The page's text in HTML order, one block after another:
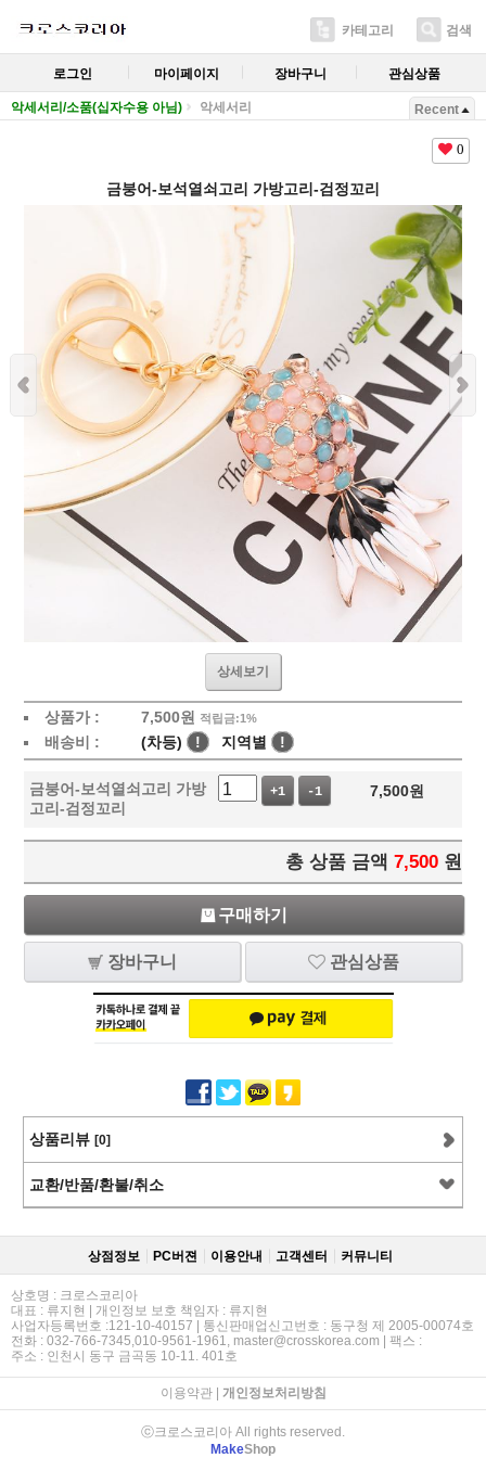
카테고리 검색
로그인 마이페이지 장바구니 관심상품
악세서리/소품(십자수용 아님) 악세서리 Recent
0
금붕어-보석열쇠고리 가방고리-검정꼬리
상세보기
상품가 : 7,500원 적립금:1%
배송비 : (차등) ! 지역별 !
금붕어-보석열쇠고리 가방
고리-검정꼬리
+1 -1 7,500원
총 상품 금액 7,500 원
구매하기
장바구니 관심상품
상품리뷰 [0]
교환/반품/환불/취소
상점정보 PC버젼 이용안내 고객센터 커뮤니티
상호명 : 크로스코리아
대표 : 류지현 | 개인정보 보호 책임자 : 류지현
사업자등록번호 :121-10-40157 | 통신판매업신고번호 : 동구청 제 2005-00074호
전화 : 032-766-7345,010-9561-1961, master@crosskorea.com | 팩스 :
주소 : 인천시 동구 금곡동 10-11. 401호
이용약관| 개인정보처리방침
ⓒ크로스코리아 All rights reserved.
MakeShop